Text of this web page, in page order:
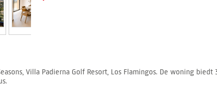
Villa Padierna Golf Resort, Los Flamingos. De woning biedt